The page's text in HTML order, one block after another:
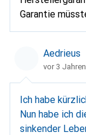
Garantie
Artikel über
Aedrieus
vor 3 Jahren
Ich habe
Nun habe ich
sinkender